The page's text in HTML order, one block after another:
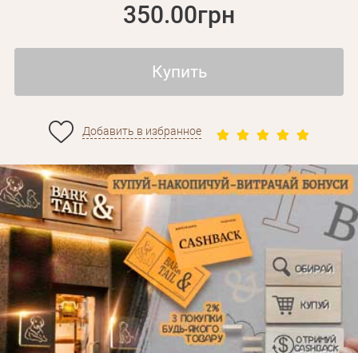
350.00грн
Купить
Добавить в избранное